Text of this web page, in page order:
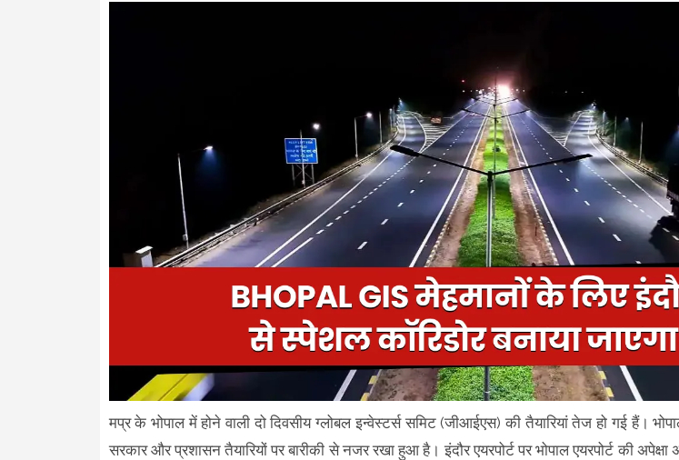
मप्र के भोपाल में होने वाली दो दिवसीय ग्लोबल इन्वेस्टर्स समिट (जीआईएस) की तैयारियां तेज हो गई हैं।
सरकार और प्रशासन तैयारियों पर बारीकी से नजर रखा हुआ है। इंदौर एयरपोर्ट पर भोपाल एयरपोर्ट की